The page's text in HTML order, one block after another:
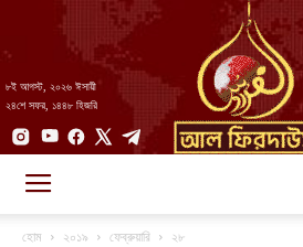
৮ই আগস্ট, ২০২৬ ঈসায়ী
২৪শে সফর, ১৪৪৮ হিজরি
হোম ২০১৯ ফেব্রুয়ারি ২৮